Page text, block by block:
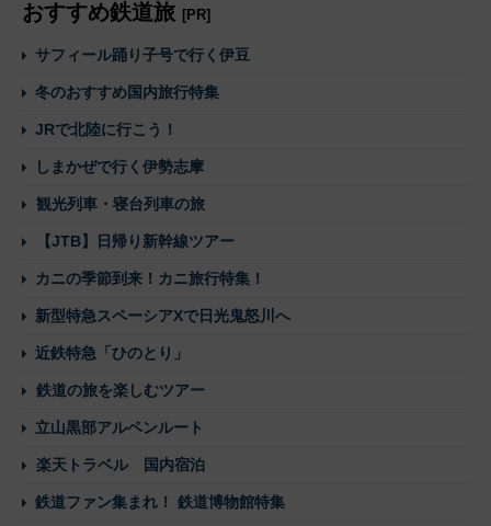
おすすめ鉄道旅 [PR]
サフィール踊り子号で行く伊豆
冬のおすすめ国内旅行特集
JRで北陸に行こう！
しまかぜで行く伊勢志摩
観光列車・寝台列車の旅
【JTB】日帰り新幹線ツアー
カニの季節到来！カニ旅行特集！
新型特急スペーシアXで日光鬼怒川へ
近鉄特急「ひのとり」
鉄道の旅を楽しむツアー
立山黒部アルペンルート
楽天トラベル 国内宿泊
鉄道ファン集まれ！ 鉄道博物館特集